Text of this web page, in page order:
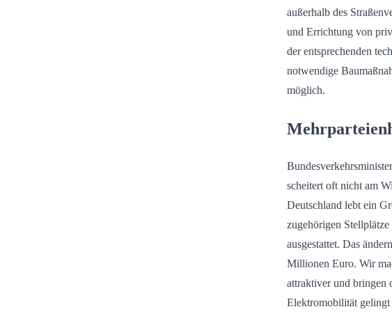
außerhalb des
und Errichtung von
der entsprechenden
notwendige
möglich.
scheitert oft nicht am
Deutschland lebt ein
zugehörigen
ausgestattet. Das
Millionen Euro. Wir
attraktiver und bringen
Elektromobilität gelingt